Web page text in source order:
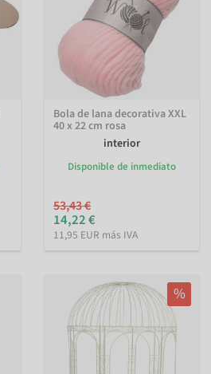
Bola de lana decorativa XXL
40 x 22 cm rosa
interior
Disponible de inmediato
53,43 €
14,22 €
11,95 EUR más IVA
%